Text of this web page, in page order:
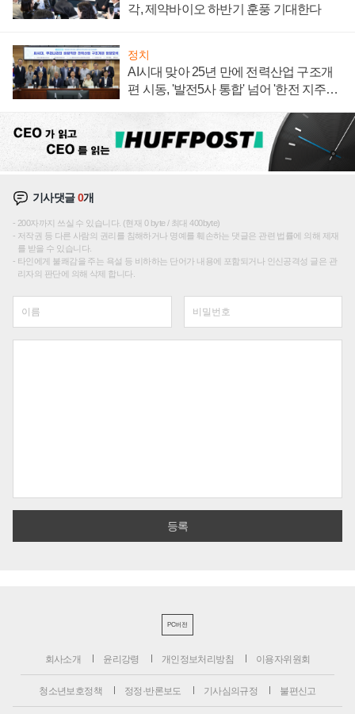
각, 제약바이오 하반기 훈풍 기대한다
정치
AI시대 맞아 25년 만에 전력산업 구조개
편 시동, '발전5사 통합' 넘어 '한전 지주사'
기사댓글0개
200자까지 쓰실 수 있습니다. (현재 0 byte / 최대 400byte)
저작권 등 다른 사람의 권리를 침해하거나 명예를 훼손하는 댓글은 관련 법률에 의해 제재
를 받을 수 있습니다.
타인에게 불쾌감을 주는 욕설 등 비하하는 단어가 내용에 포함되거나 인신공격성 글은 관
리자의 판단에 의해 삭제 합니다.
PC버전
회사소개 윤리강령 개인정보처리방침 이용자위원회
청소년보호정책 정정·반론보도 기사심의규정 불편신고